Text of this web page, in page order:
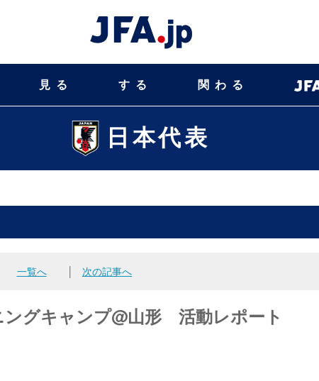
見る する 関わる
日本代表
一覧へ 次の記事へ
グキャンプ@山形 活動レポート